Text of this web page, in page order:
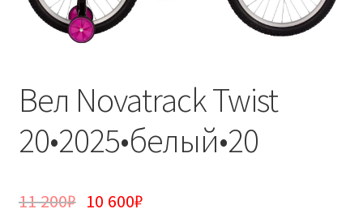
Вел Novatrack Twist
20•2025•белый•20
11 200₽ 10 600₽